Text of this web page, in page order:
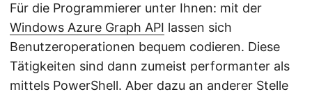
Für die Programmierer unter Ihnen: mit der
Windows Azure Graph API lassen sich
Benutzeroperationen bequem codieren. Diese
Tätigkeiten sind dann zumeist performanter als
mittels PowerShell. Aber dazu an anderer Stelle